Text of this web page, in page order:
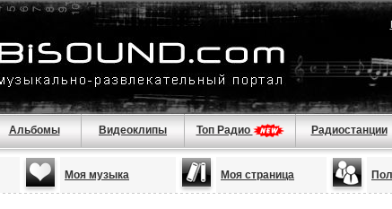
Альбомы Видеоклипы Топ Радио Радиостанции
Моя музыка Моя страница